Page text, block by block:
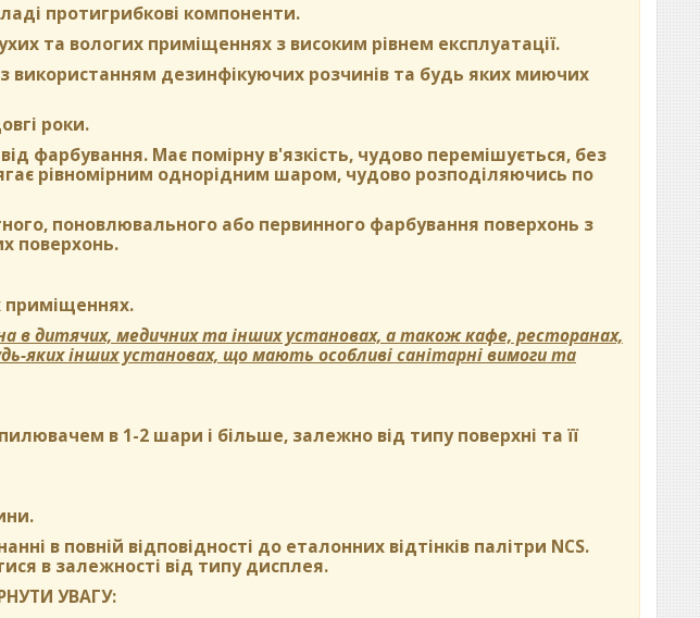
протигрибкові компоненти.
та вологих приміщеннях з високим рівнем експлуатації.
використанням дезинфікуючих розчинів та будь яких миючих
роки.
фарбування. Має помірну в'язкість, чудово перемішується, без
рівномірним однорідним шаром, чудово розподіляючись по
поновлювального або первинного фарбування поверхонь з
поверхонь.
приміщеннях.
в дитячих, медичних та інших установах, а також кафе, ресторанах,
яких інших установах, що мають особливі санітарні вимоги та
в 1-2 шари і більше, залежно від типу поверхні та її
в повній відповідності до еталонних відтінків палітри NCS.
в залежності від типу дисплея.
УВАГУ: